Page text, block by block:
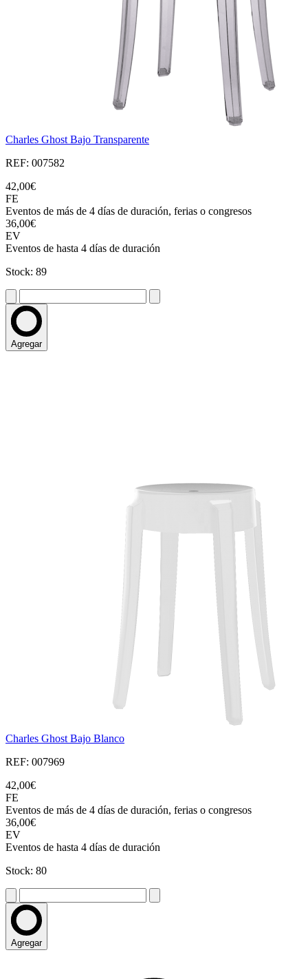
Charles Ghost Bajo Transparente
REF: 007582
42,00€
FE
Eventos de más de 4 días de duración, ferias o congresos
36,00€
EV
Eventos de hasta 4 días de duración
Stock: 89
Agregar
Charles Ghost Bajo Blanco
REF: 007969
42,00€
FE
Eventos de más de 4 días de duración, ferias o congresos
36,00€
EV
Eventos de hasta 4 días de duración
Stock: 80
Agregar